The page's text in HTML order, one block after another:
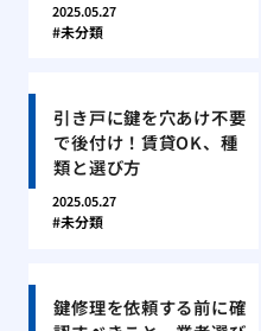
2025.05.27
未分類
引き戸に鍵を穴あけ不要
で後付け！賃貸OK、種
類と選び方
2025.05.27
未分類
鍵修理を依頼する前に確